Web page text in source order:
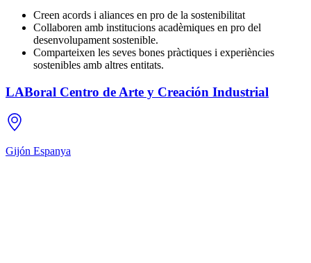
Creen acords i aliances en pro de la sostenibilitat
Collaboren amb institucions acadèmiques en pro del
desenvolupament sostenible.
Comparteixen les seves bones pràctiques i experiències
sostenibles amb altres entitats.
LABoral Centro de Arte y Creación Industrial
Gijón Espanya